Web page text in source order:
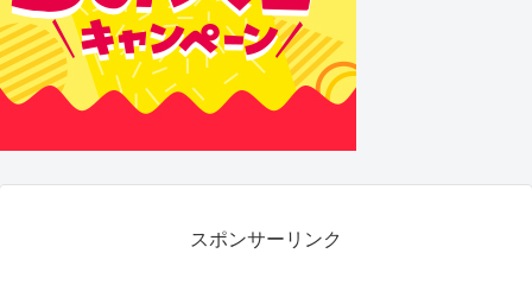
スポンサーリンク